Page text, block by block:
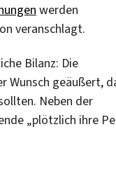
werden
veranschlagt.
Bilanz: Die
Wunsch geäußert,
Neben der
„plötzlich ihre